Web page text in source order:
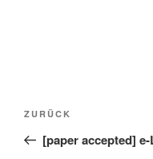
Beitragsnavigation
Vorheriger
Beitrag
ZURÜCK
[paper accepted]